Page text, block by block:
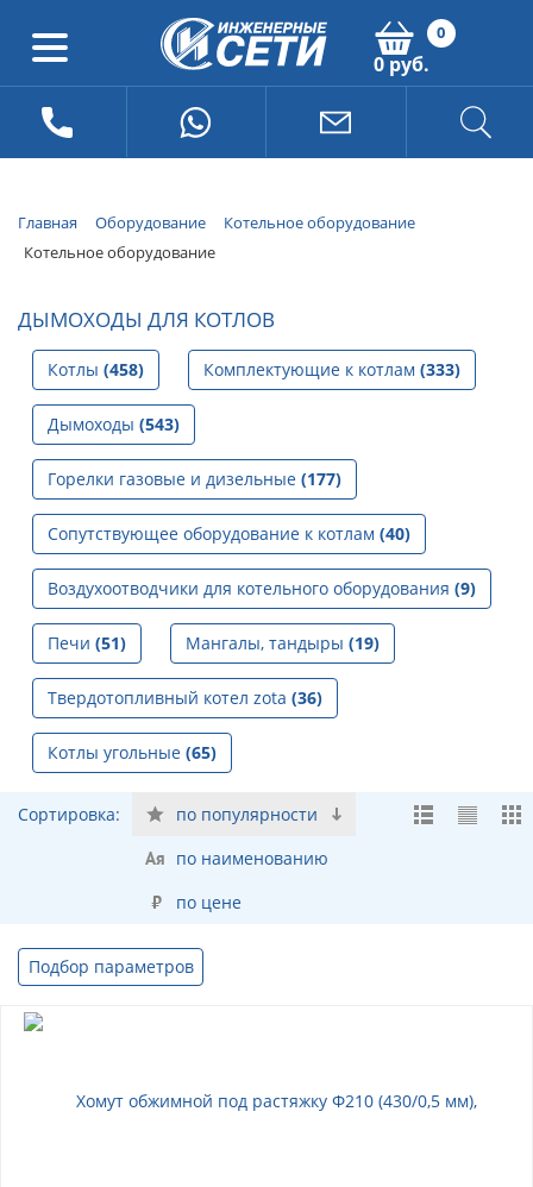
0
0 руб.
Главная Оборудование
Котельное оборудование
Котельное оборудование
ДЫМОХОДЫ ДЛЯ КОТЛОВ
Котлы (458) Комплектующие к котлам (333)
Дымоходы (543)
Горелки газовые и дизельные (177)
Сопутствующее оборудование к котлам (40)
Воздухоотводчики для котельного оборудования (9)
Печи (51) Мангалы, тандыры (19)
Твердотопливный котел zota (36)
Котлы угольные (65)
Сортировка:
по популярности
по наименованию
по цене
Подбор параметров